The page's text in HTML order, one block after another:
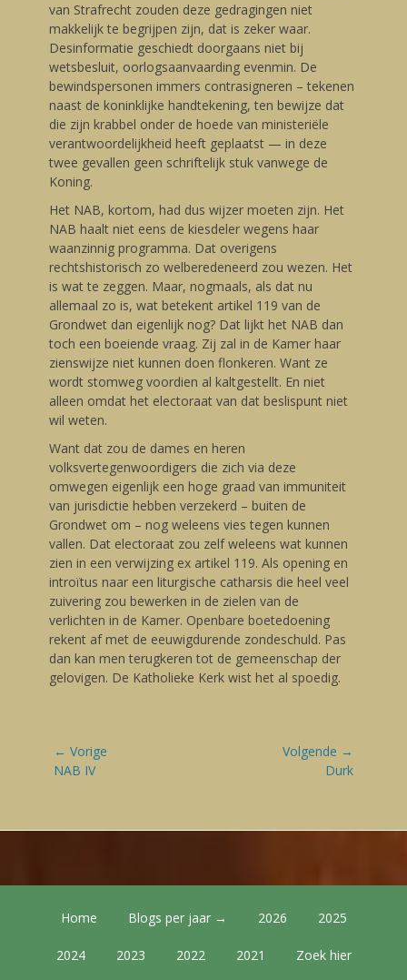
van Strafrecht zouden deze gedragingen niet
makkelijk te begrijpen zijn, dat is zeker waar.
Desinformatie geschiedt doorgaans niet bij
wetsbesluit, oorlogsaanvaarding evenmin. De
bewindspersonen immers contrasigneren – tekenen
naast de koninklijke handtekening, ten bewijze dat
die zijn krabbel onder de hoede van ministeriële
verantwoordelijkheid heeft geplaatst — in deze
twee gevallen geen schriftelijk stuk vanwege de
Koning.
Het NAB, kortom, had dus wijzer moeten zijn. Het
NAB haalt niet eens de kiesdeler wegens haar
waanzinnig programma. Dat overigens
rechtshistorisch zo welberedeneerd zou wezen. Het
is wat te zeggen. Maar, nogmaals, als dat nu
allemaal zo is, wat betekent artikel 119 van de
Grondwet dan eigenlijk nog? Dat lijkt het NAB dan
toch een boeiende vraag. Zij zal in de Kamer haar
zienswijze niet kunnen doen flonkeren. Want ze
wordt stomweg voordien al kaltgestellt. En niet
alleen omdat het electoraat van dat beslispunt niet
wil weten.
Want dat zou de dames en heren
volksvertegenwoordigers die zich via deze
omwegen eigenlijk een hoge graad van immuniteit
van jurisdictie hebben verzekerd – buiten de
Grondwet om – nog weleens vies tegen kunnen
vallen. Dat electoraat zou zelf weleens wat kunnen
zien in een verwijzing ex artikel 119. Als opening en
introïtus naar een liturgische catharsis die heel veel
zuivering zou bewerken in de zielen van de
verlichten in de Kamer. Openbare boetedoening
rekent af met de eeuwigdurende zondeschuld. Pas
dan kan men terugkeren tot de gemeenschap der
gelovigen. De Katholieke Kerk wist het al spoedig.
Bericht
navigatie
← Vorige
Vorige
NAB IV
Volgende →
Durk
Footer Menu
content
Home Blogs per jaar → 2026 2025
2024 2023 2022 2021 Zoek hier